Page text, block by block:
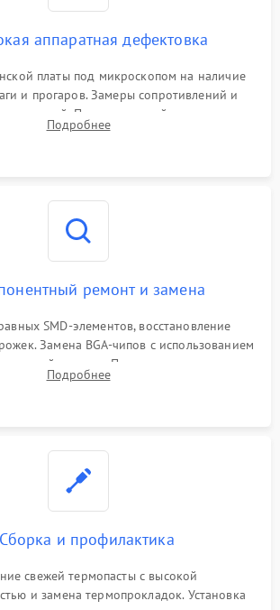
аппаратная дефектовка
платы под микроскопом на наличие
и прогаров. Замеры сопротивлений и
Проверка цепей питания,
процессора и видеочипа.
Подробнее
ремонт и замена
SMD-элементов, восстановление
Замена BGA-чипов с использованием
станции. Прошивка микросхемы
замена поврежденных портов USB
Подробнее
и профилактика
свежей термопасты с высокой
и замена термопрокладок. Установка